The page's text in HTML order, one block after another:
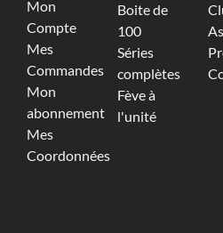
Mon
Compte
Mes
Commandes
Mon
abonnement
Mes
Coordonnées
Boite de
100
Séries
complètes
Fève à
l'unité